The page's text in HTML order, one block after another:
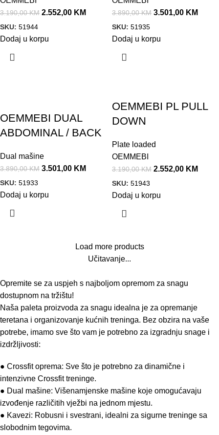
3.190,00KM 2.552,00 KM
SKU: 51944
Dodaj u korpu
3.890,00KM 3.501,00 KM
SKU: 51935
Dodaj u korpu
OEMMEBI DUAL
ABDOMINAL / BACK
Dual mašine
3.890,00KM 3.501,00 KM
SKU: 51933
Dodaj u korpu
OEMMEBI PL PULL
DOWN
Plate loaded
OEMMEBI
3.190,00KM 2.552,00 KM
SKU: 51943
Dodaj u korpu
Load more products
Učitavanje...
Opremite se za uspjeh s najboljom opremom za snagu
dostupnom na tržištu!
Naša paleta proizvoda za snagu idealna je za opremanje
teretana i organizovanje kućnih treninga. Bez obzira na vaše
potrebe, imamo sve što vam je potrebno za izgradnju snage i
izdržljivosti:
● Crossfit oprema: Sve što je potrebno za dinamične i
intenzivne Crossfit treninge.
● Dual mašine: Višenamjenske mašine koje omogućavaju
izvođenje različitih vježbi na jednom mjestu.
● Kavezi: Robusni i svestrani, idealni za sigurne treninge sa
slobodnim tegovima.